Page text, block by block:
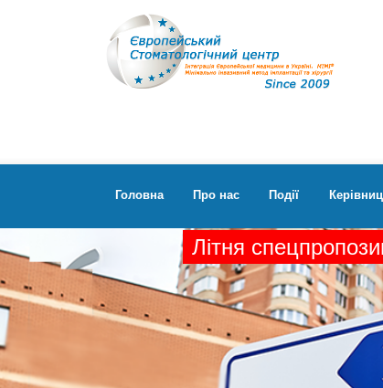
Головна Про нас Події
Літня